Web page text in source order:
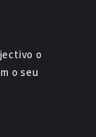
o
o seu